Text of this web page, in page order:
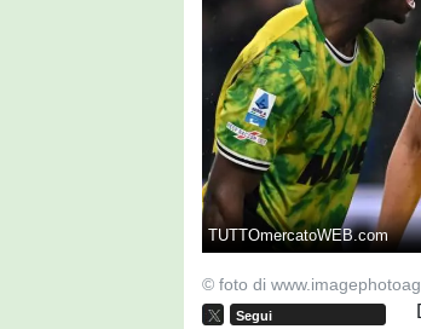
TUTTOmercatoWEB.com
© foto di
Segui